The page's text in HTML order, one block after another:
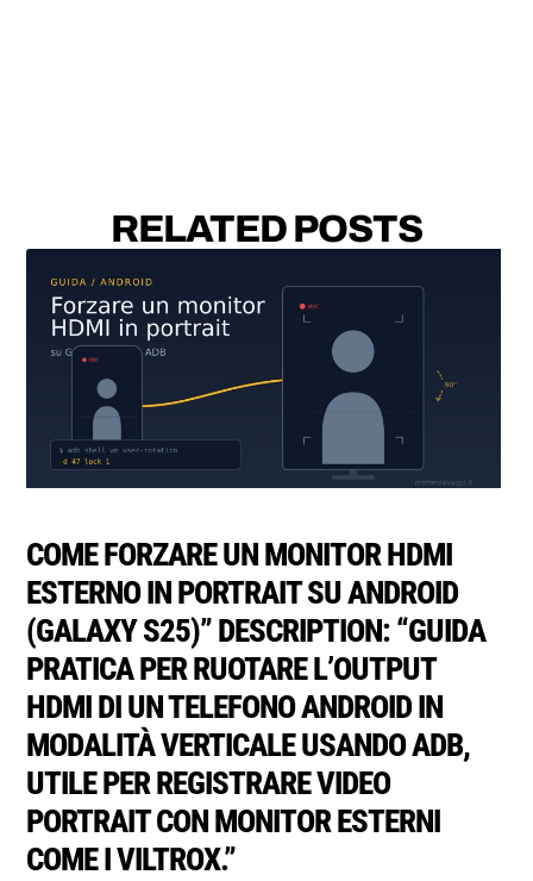
RELATED POSTS
COME FORZARE UN MONITOR HDMI
ESTERNO IN PORTRAIT SU ANDROID
(GALAXY S25)” DESCRIPTION: “GUIDA
PRATICA PER RUOTARE L’OUTPUT
HDMI DI UN TELEFONO ANDROID IN
MODALITÀ VERTICALE USANDO ADB,
UTILE PER REGISTRARE VIDEO
PORTRAIT CON MONITOR ESTERNI
COME I VILTROX.”